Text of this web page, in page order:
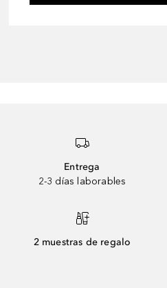
Entrega
2-3 días laborables
2 muestras de regalo